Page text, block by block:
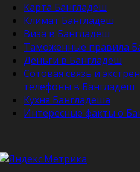
Карта Бангладеш
Климат Бангладеш
Виза в Бангладеш
Таможенные правила
Деньги в Бангладеш
Сотовая связь и
телефоны в Бангладеш
Кухня Бангладеша
Интересные факты о